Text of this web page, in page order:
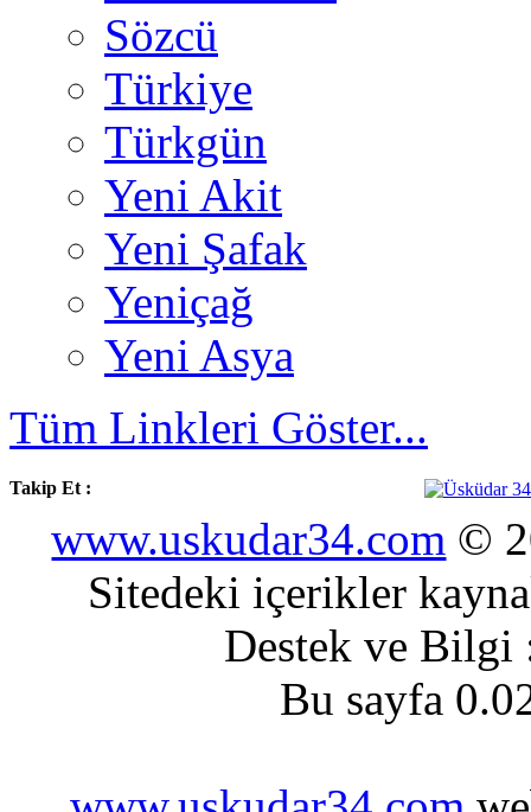
Sözcü
Türkiye
Türkgün
Yeni Akit
Yeni Şafak
Yeniçağ
Yeni Asya
Tüm Linkleri Göster...
Takip Et :
www.uskudar34.com ©
Sitedeki içerikler
Destek ve
Bu sayfa